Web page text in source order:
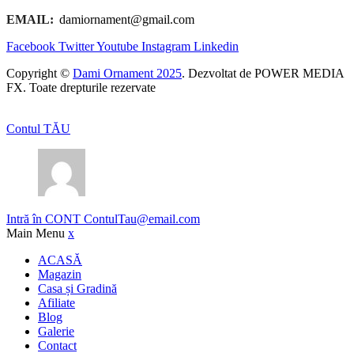
EMAIL: damiornament@gmail.com
Facebook TwitterYoutube Instagram Linkedin
Copyright © Dami Ornament 2025. Dezvoltat de POWER MEDIA
FX. Toate drepturile rezervate
Contul TĂU
Intră în CONT ContulTau@email.com
Main Menu x
ACASĂ
Magazin
Casa și Gradină
Afiliate
Blog
Galerie
Contact